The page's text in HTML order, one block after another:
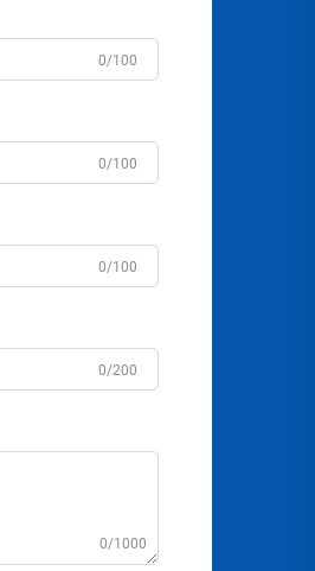
0/100
0/100
0/100
0/200
0/1000